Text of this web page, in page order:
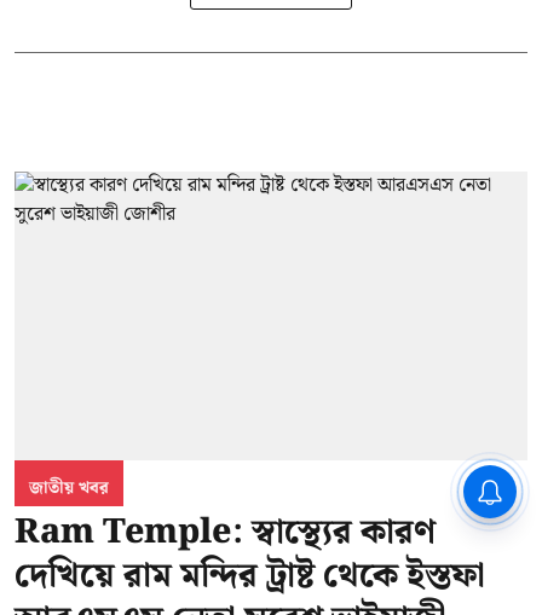
জাতীয় খবর
Ram Temple: স্বাস্থ্যের কারণ
দেখিয়ে রাম মন্দির ট্রাষ্ট থেকে ইস্তফা
দ্বারস্থ হবে সিপিআইএম